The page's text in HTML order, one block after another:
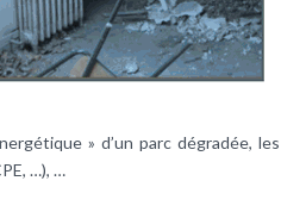
» d’un parc dégradée, les
…), …